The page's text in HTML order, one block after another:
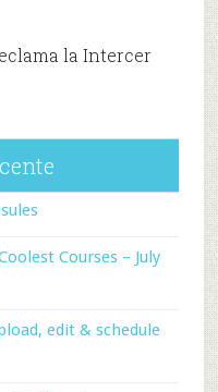
la Intercer
Courses – July
edit & schedule